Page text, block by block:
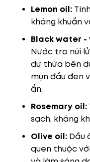
Lemon oil:
kháng khuẩn
Black water -
Nước tro núi
dư thừa bên
mụn đầu đen
ẩn.
Rosemary oil:
sạch, kháng
Olive oil: Dầu
quen thuộc